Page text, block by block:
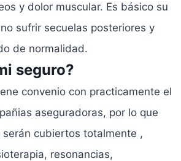
y dolor muscular. Es básico su
sufrir secuelas posteriores y
de normalidad.
seguro?
convenio con practicamente el
aseguradoras, por lo que
cubiertos totalmente ,
resonancias,